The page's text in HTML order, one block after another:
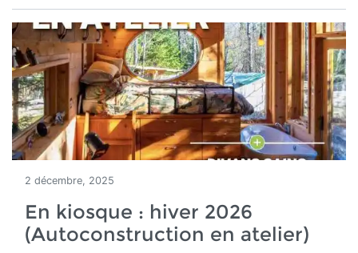
2 décembre, 2025
En kiosque : hiver 2026
(Autoconstruction en atelier)